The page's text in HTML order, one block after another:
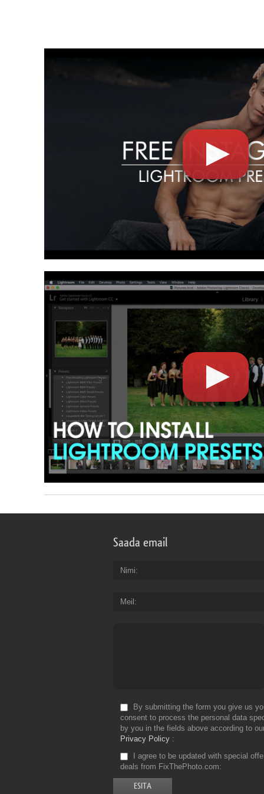
Saada email
Nimi
Meil
By submitting the form you give us
consent to process the personal data
by you in the fields above according to
Privacy Policy
I agree to be updated with special
deals from FixThePhoto.com